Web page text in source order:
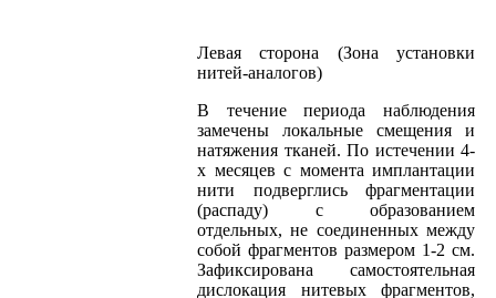
Левая сторона (Зона установки
нитей-аналогов)
В течение периода наблюдения
замечены локальные смещения и
натяжения тканей. По истечении 4-
х месяцев с момента имплантации
нити подверглись фрагментации
(распаду) с образованием
отдельных, не соединенных между
собой фрагментов размером 1-2 см.
Зафиксирована самостоятельная
дислокация нитевых фрагментов,